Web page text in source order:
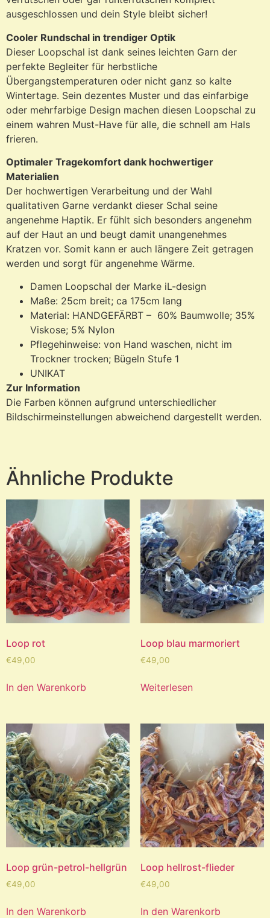
ausgeschlossen und dein Style bleibt sicher!
Cooler Rundschal in trendiger Optik
Dieser Loopschal ist dank seines leichten Garn der
perfekte Begleiter für herbstliche
Übergangstemperaturen oder nicht ganz so kalte
Wintertage. Sein dezentes Muster und das einfarbige
oder mehrfarbige Design machen diesen Loopschal zu
einem wahren Must-Have für alle, die schnell am Hals
frieren.
Optimaler Tragekomfort dank hochwertiger
Materialien
Der hochwertigen Verarbeitung und der Wahl
qualitativen Garne verdankt dieser Schal seine
angenehme Haptik. Er fühlt sich besonders angenehm
auf der Haut an und beugt damit unangenehmes
Kratzen vor. Somit kann er auch längere Zeit getragen
werden und sorgt für angenehme Wärme.
Damen Loopschal der Marke iL-design
Maße: 25cm breit; ca 175cm lang
Material: HANDGEFÄRBT – 60% Baumwolle; 35%
Viskose; 5% Nylon
Pflegehinweise: von Hand waschen, nicht im
Trockner trocken; Bügeln Stufe 1
UNIKAT
Zur Information
Die Farben können aufgrund unterschiedlicher
Bildschirmeinstellungen abweichend dargestellt werden.
Ähnliche Produkte
Loop rot
€49,00
In den Warenkorb
Loop blau marmoriert
€49,00
Weiterlesen
Loop grün-petrol-hellgrün
€49,00
In den Warenkorb
Loop hellrost-flieder
€49,00
In den Warenkorb